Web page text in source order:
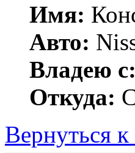
Имя:
Авто:
Владею с:
Откуда:
Вернуться к